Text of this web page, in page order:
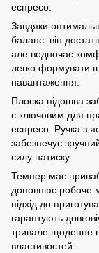
еспресо.
Завдяки
баланс: він
але водночас
легко формувати
навантаження.
Плоска підошва
є ключовим для
еспресо. Ручка з
забезпечує
силу натиску.
Темпер має
доповнює робоче
підхід до
гарантують
тривале щоденне
властивостей.